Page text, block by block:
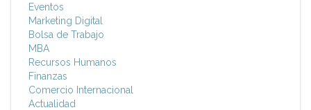
Eventos
Marketing Digital
Bolsa de Trabajo
MBA
Recursos Humanos
Finanzas
Comercio Internacional
Actualidad